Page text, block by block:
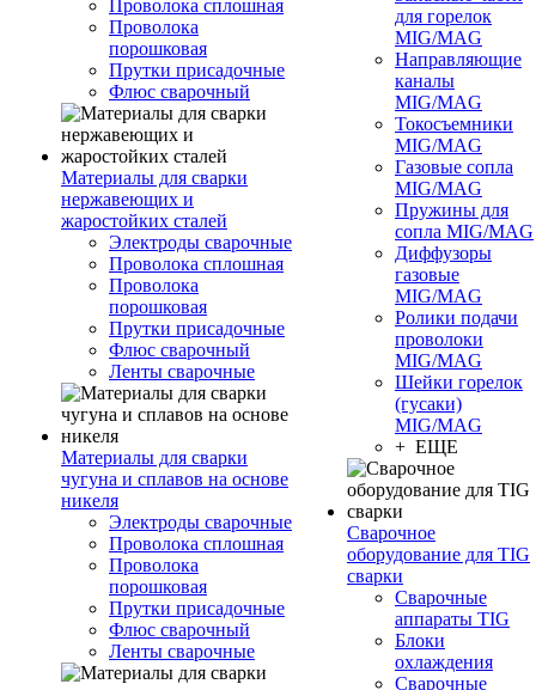
Проволока сплошная
Проволока
порошковая
Прутки присадочные
Флюс сварочный
Материалы для сварки
нержавеющих и
жаростойких сталей
Электроды сварочные
Проволока сплошная
Проволока
порошковая
Прутки присадочные
Флюс сварочный
Ленты сварочные
Материалы для сварки
чугуна и сплавов на основе
никеля
Электроды сварочные
Проволока сплошная
Проволока
порошковая
Прутки присадочные
Флюс сварочный
Ленты сварочные
для горелок
MIG/MAG
Направляющие
каналы
MIG/MAG
Токосъемники
MIG/MAG
Газовые сопла
MIG/MAG
Пружины для
сопла MIG/MAG
Диффузоры
газовые
MIG/MAG
Ролики подачи
проволоки
MIG/MAG
Шейки горелок
(гусаки)
MIG/MAG
+ ЕЩЕ
Сварочное
оборудование для TIG
сварки
Сварочные
аппараты TIG
Блоки
охлаждения
Сварочные